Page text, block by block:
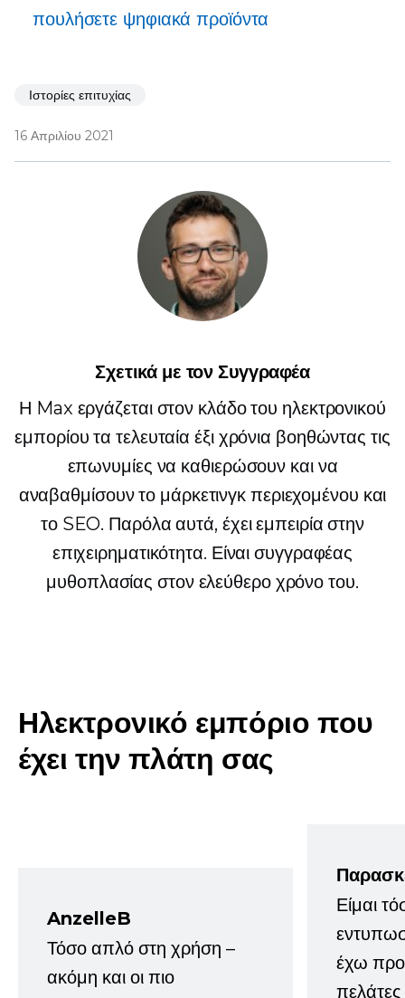
πουλήσετε ψηφιακά προϊόντα
Ιστορίες επιτυχίας
16 Απριλίου 2021
Σχετικά με τον Συγγραφέα
Η Max εργάζεται στον κλάδο του ηλεκτρονικού
εμπορίου τα τελευταία έξι χρόνια βοηθώντας τις
επωνυμίες να καθιερώσουν και να
αναβαθμίσουν το μάρκετινγκ περιεχομένου και
το SEO. Παρόλα αυτά, έχει εμπειρία στην
επιχειρηματικότητα. Είναι συγγραφέας
μυθοπλασίας στον ελεύθερο χρόνο του.
Ηλεκτρονικό εμπόριο που
έχει την πλάτη σας
AnzelleB
Τόσο απλό στη χρήση –
ακόμη και οι πιο
Είμαι
έχω